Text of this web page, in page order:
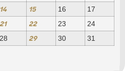
14 15 16 17
21 22 23 24
28 29 30 31